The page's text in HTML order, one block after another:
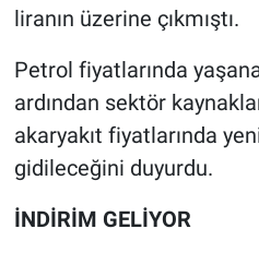
liranın üzerine çıkmıştı.
Petrol fiyatlarında
ardından sektör
akaryakıt fiyatlarında
gidileceğini duyurdu.
İNDİRİM GELİYOR
Kimdir
Koronavirüs
Kültür Sanat